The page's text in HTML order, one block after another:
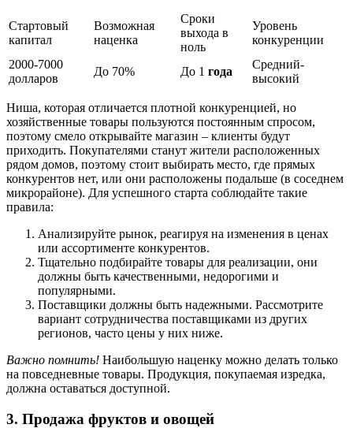
Стартовый
капитал
Возможная
наценка
Сроки
выхода в
ноль
Уровень
конкуренции
2000-7000
долларов
До 70% До 1 года
Средний-
высокий
Ниша, которая отличается плотной конкуренцией, но
хозяйственные товары пользуются постоянным спросом,
поэтому смело открывайте магазин – клиенты будут
приходить. Покупателями станут жители расположенных
рядом домов, поэтому стоит выбирать место, где прямых
конкурентов нет, или они расположены подальше (в соседнем
микрорайоне). Для успешного старта соблюдайте такие
правила:
Анализируйте рынок, реагируя на изменения в ценах
или ассортименте конкурентов.
Тщательно подбирайте товары для реализации, они
должны быть качественными, недорогими и
популярными.
Поставщики должны быть надежными. Рассмотрите
вариант сотрудничества поставщиками из других
регионов, часто цены у них ниже.
Важно помнить! Наибольшую наценку можно делать только
на повседневные товары. Продукция, покупаемая изредка,
должна оставаться доступной.
3. Продажа фруктов и овощей